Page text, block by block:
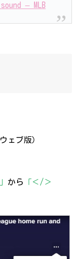
– MLB
ェブ版）
から 「＜/＞